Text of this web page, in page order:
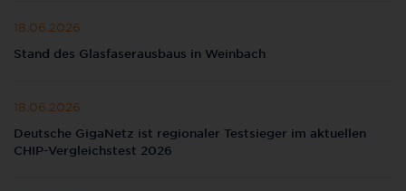
18.06.2026
Stand des Glasfaserausbaus in Weinbach
18.06.2026
Deutsche GigaNetz ist regionaler Testsieger im aktuellen
CHIP-Vergleichstest 2026